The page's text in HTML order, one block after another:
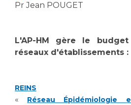
Pr Jean POUGET
L'AP-HM gère le
réseaux d'établissements :
REINS
« Réseau Épidémiologie